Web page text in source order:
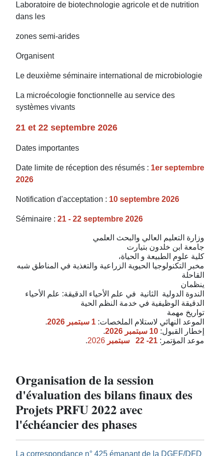
Laboratoire de biotechnologie agricole et de nutrition
dans les
zones semi-arides
Organisent
Le deuxième séminaire international de microbiologie
La microécologie fonctionnelle au service des
systèmes vivants
21 et 22 septembre 2026
Dates importantes
Date limite de réception des résumés : 1er septembre
2026
Notification d'acceptation : 10 septembre 2026
Séminaire : 21 - 22 septembre 2026
وزارة التعليم العالي والبحث العلمي
جامعة ابن خلدون بتيارت
كلية علوم الطبيعة و الحياة،
مخبر التكنولوجيا الحيوية الزراعية والتغذية في المناطق شبه
القاحلة
ينظمان
الندوة الدولية
الثانية في علم الأحياء الدقيقة: علم الأحياء
الدقيقة الوظيفية في خدمة النظم الحية
تواريخ مهمة
الموعد النهائي لاستلام الملخصات: 1 سبتمبر 2026
.
إخطار القبول: 10 سبتمبر 2026
.
موعد المؤتمر: 21- 22 سبتمبر 2026
.
Organisation de la session
d'évaluation des bilans finaux des
Projets PRFU 2022 avec
l'échéancier des phases
La correspondance n° 425 émanant de la DGEF/DFD